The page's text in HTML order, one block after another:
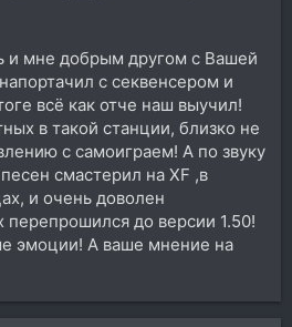
и мне добрым другом с Вашей
с секвенсером и
всё как отче наш выучил!
в такой станции, близко не
с самоиграем! А по звуку
смастерил на XF ,в
и очень доволен
перепрошился до версии 1.50!
эмоции! А ваше мнение на